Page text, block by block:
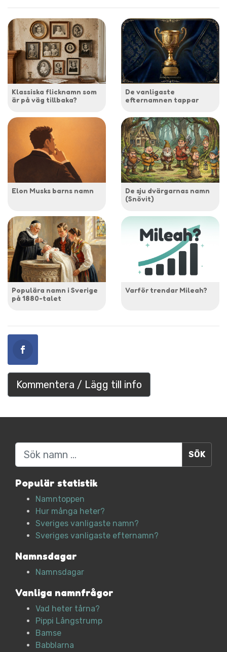
Klassiska flicknamn som
är på väg tillbaka?
De vanligaste
efternamnen tappar
Elon Musks barns namn
De sju dvärgarnas namn
(Snövit)
Populära namn i Sverige
på 1880-talet
Varför trendar Mileah?
Kommentera / Lägg till info
Sök
Populär statistik
Namntoppen
Hur många heter?
Sveriges vanligaste namn?
Sveriges vanligaste efternamn?
Namnsdagar
Namnsdagar
Vanliga namnfrågor
Vad heter tårna?
Pippi Långstrump
Bamse
Babblarna